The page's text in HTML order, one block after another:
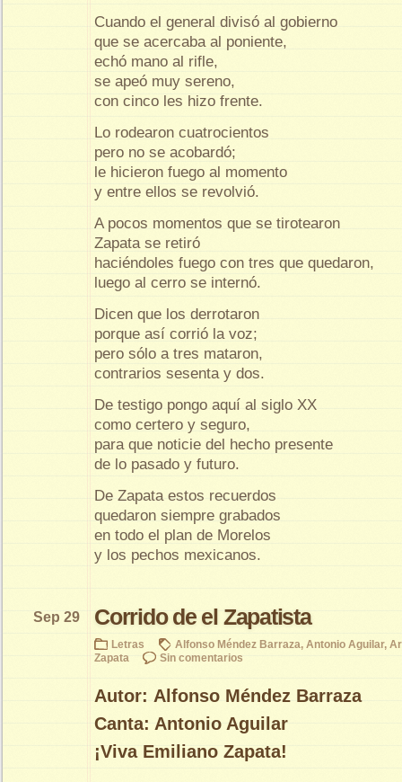
Cuando el general divisó al gobierno
que se acercaba al poniente,
echó mano al rifle,
se apeó muy sereno,
con cinco les hizo frente.
Lo rodearon cuatrocientos
pero no se acobardó;
le hicieron fuego al momento
y entre ellos se revolvió.
A pocos momentos que se tirotearon
Zapata se retiró
haciéndoles fuego con tres que quedaron,
luego al cerro se internó.
Dicen que los derrotaron
porque así corrió la voz;
pero sólo a tres mataron,
contrarios sesenta y dos.
De testigo pongo aquí al siglo XX
como certero y seguro,
para que noticie del hecho presente
de lo pasado y futuro.
De Zapata estos recuerdos
quedaron siempre grabados
en todo el plan de Morelos
y los pechos mexicanos.
Corrido de el Zapatista
Sep 29
Letras Alfonso Méndez Barraza, Antonio Aguilar,
Zapata
Sin comentarios
Autor: Alfonso Méndez Barraza
Canta: Antonio Aguilar
¡Viva Emiliano Zapata!